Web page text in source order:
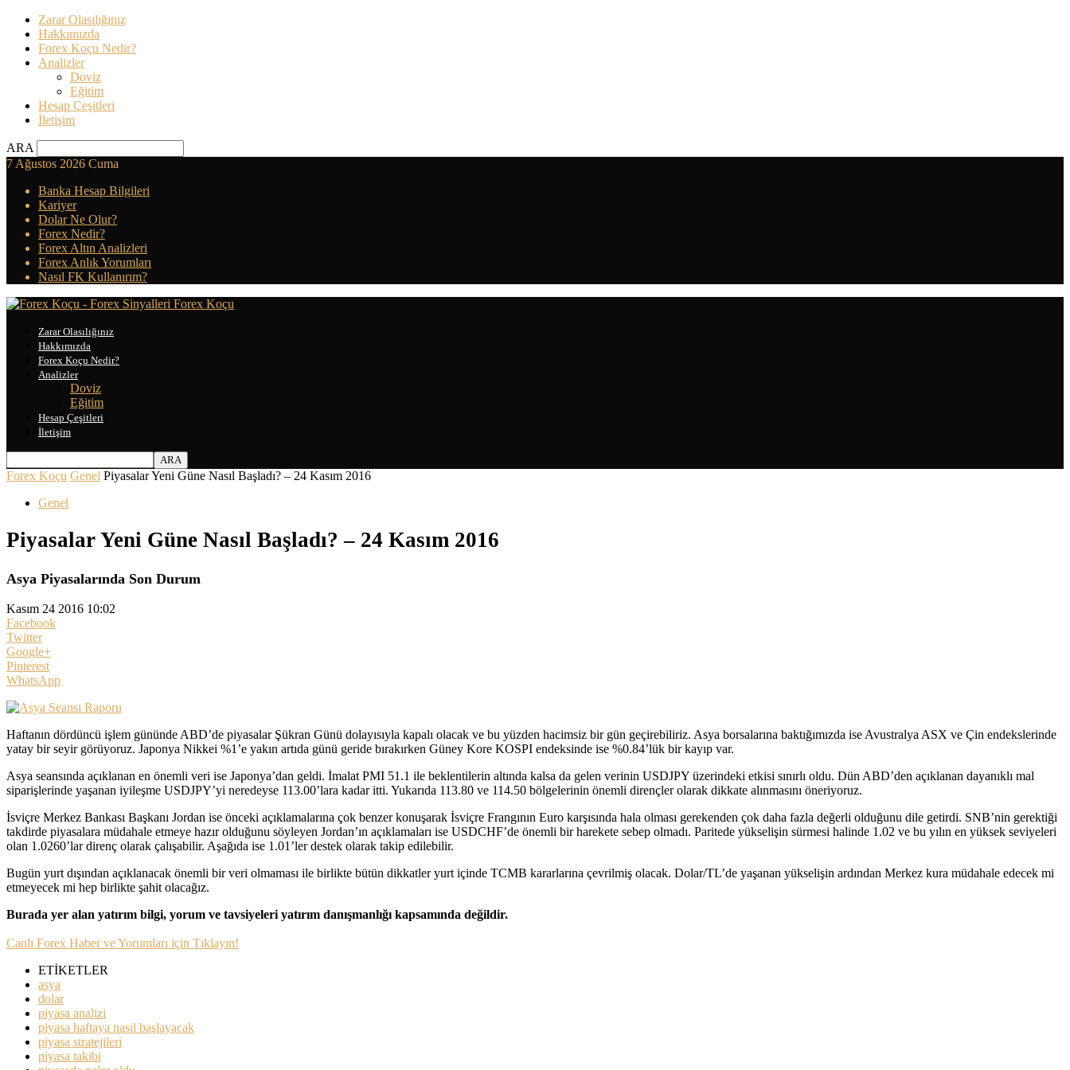
Zarar Olasılığınız
Hakkımızda
Forex Koçu Nedir?
Analizler
Doviz
Eğitim
Hesap Çeşitleri
İletişim
ARA
7 Ağustos 2026 Cuma
Banka Hesap Bilgileri
Kariyer
Dolar Ne Olur?
Forex Nedir?
Forex Altın Analizleri
Forex Anlık Yorumları
Nasıl FK Kullanırım?
Forex Koçu
Zarar Olasılığınız
Hakkımızda
Forex Koçu Nedir?
Analizler
Doviz
Eğitim
Hesap Çeşitleri
İletişim
Forex Koçu Genel Piyasalar Yeni Güne Nasıl Başladı? – 24 Kasım 2016
Genel
Piyasalar Yeni Güne Nasıl Başladı? – 24 Kasım 2016
Asya Piyasalarında Son Durum
Kasım 24 2016 10:02
Facebook
Twitter
Google+
Pinterest
WhatsApp
Haftanın dördüncü işlem gününde ABD’de piyasalar Şükran Günü dolayısıyla kapalı olacak ve bu yüzden hacimsiz bir gün geçirebiliriz. Asya borsalarına baktığımızda ise Avustralya ASX ve Çin endekslerinde
yatay bir seyir görüyoruz. Japonya Nikkei %1’e yakın artıda günü geride bırakırken Güney Kore KOSPI endeksinde ise %0.84’lük bir kayıp var.
Asya seansında açıklanan en önemli veri ise Japonya’dan geldi. İmalat PMI 51.1 ile beklentilerin altında kalsa da gelen verinin USDJPY üzerindeki etkisi sınırlı oldu. Dün ABD’den açıklanan dayanıklı mal
siparişlerinde yaşanan iyileşme USDJPY’yi neredeyse 113.00’lara kadar itti. Yukarıda 113.80 ve 114.50 bölgelerinin önemli dirençler olarak dikkate alınmasını öneriyoruz.
İsviçre Merkez Bankası Başkanı Jordan ise önceki açıklamalarına çok benzer konuşarak İsviçre Frangının Euro karşısında hala olması gerekenden çok daha fazla değerli olduğunu dile getirdi. SNB’nin gerektiği
takdirde piyasalara müdahale etmeye hazır olduğunu söyleyen Jordan’ın açıklamaları ise USDCHF’de önemli bir harekete sebep olmadı. Paritede yükselişin sürmesi halinde 1.02 ve bu yılın en yüksek seviyeleri
olan 1.0260’lar direnç olarak çalışabilir. Aşağıda ise 1.01’ler destek olarak takip edilebilir.
Bugün yurt dışından açıklanacak önemli bir veri olmaması ile birlikte bütün dikkatler yurt içinde TCMB kararlarına çevrilmiş olacak. Dolar/TL’de yaşanan yükselişin ardından Merkez kura müdahale edecek mi
etmeyecek mi hep birlikte şahit olacağız.
Burada yer alan yatırım bilgi, yorum ve tavsiyeleri yatırım danışmanlığı kapsamında değildir.
Canlı Forex Haber ve Yorumları için Tıklayın!
ETİKETLER
asya
dolar
piyasa analizi
piyasa haftaya nasıl başlayacak
piyasa stratejileri
piyasa takibi